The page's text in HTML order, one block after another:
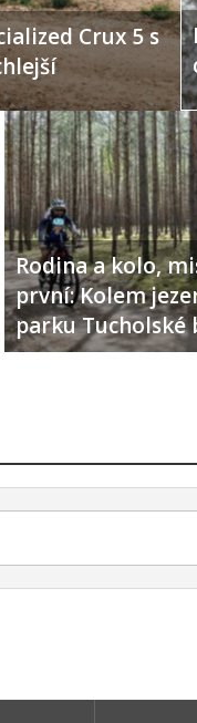
Crux 5 s
Rodina a kolo,
první: Kolem
parku Tucholské